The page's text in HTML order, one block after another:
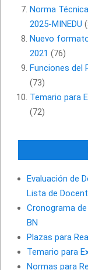
Norma
2025-MINEDU
Nuevo
2021 (76)
Funciones del
(73)
Temario para
(72)
Evaluación de
Lista de
Cronograma
BN
Plazas para
Temario para
Normas para